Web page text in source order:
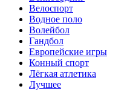
Велоспорт
Водное поло
Волейбол
Гандбол
Европейские игры
Конный спорт
Лёгкая атлетика
Лучшее